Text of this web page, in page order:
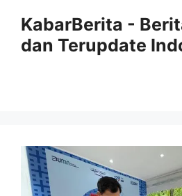
KabarBerita -
dan Terupdate